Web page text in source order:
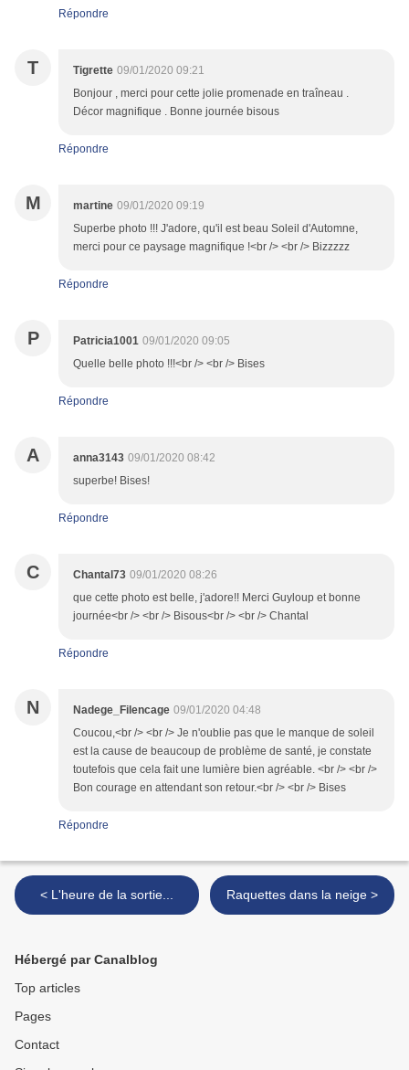
Répondre
T Tigrette 09/01/2020 09:21
Bonjour , merci pour cette jolie promenade en traîneau .
Décor magnifique . Bonne journée bisous
Répondre
M martine 09/01/2020 09:19
Superbe photo !!! J'adore, qu'il est beau Soleil d'Automne,
merci pour ce paysage magnifique !<br /> <br /> Bizzzzz
Répondre
P Patricia1001 09/01/2020 09:05
Quelle belle photo !!!<br /> <br /> Bises
Répondre
A anna3143 09/01/2020 08:42
superbe! Bises!
Répondre
C Chantal73 09/01/2020 08:26
que cette photo est belle, j'adore!! Merci Guyloup et bonne
journée<br /> <br /> Bisous<br /> <br /> Chantal
Répondre
N Nadege_Filencage 09/01/2020 04:48
Coucou,<br /> <br /> Je n'oublie pas que le manque de soleil
est la cause de beaucoup de problème de santé, je constate
toutefois que cela fait une lumière bien agréable. <br /> <br />
Bon courage en attendant son retour.<br /> <br /> Bises
Répondre
< L'heure de la sortie... Raquettes dans la neige >
Hébergé par Canalblog
Top articles
Pages
Contact